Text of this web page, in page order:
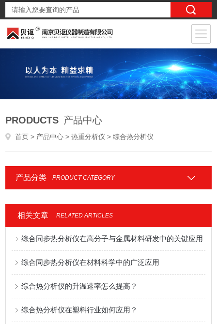
PRODUCTS 产品中心
首页 > 产品中心 >热重分析仪 > 综合热分析仪
产品分类 PRODUCT CATEGORY
相关文章 RELATED ARTICLES
综合同步热分析仪在高分子与金属材料研发中的关键应用
综合同步热分析仪在材料科学中的广泛应用
综合热分析仪的升温速率怎么提高？
综合热分析仪在塑料行业如何应用？